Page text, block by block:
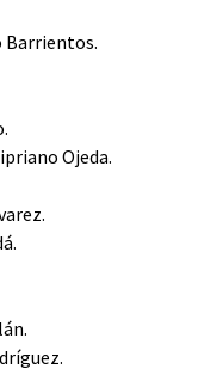
Barrientos.
Ojeda.